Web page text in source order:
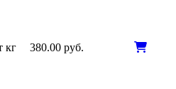
кг 380.00 руб.